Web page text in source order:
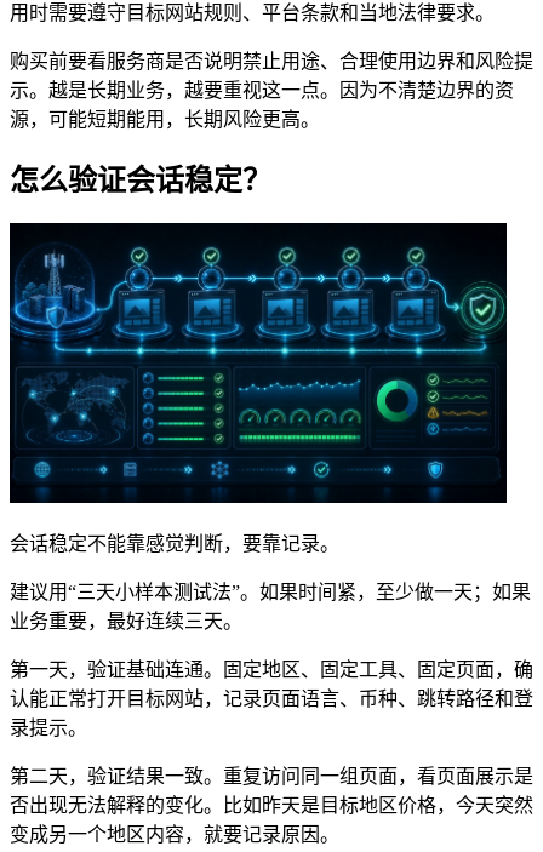
用时需要遵守目标网站规则、平台条款和当地法律要求。
购买前要看服务商是否说明禁止用途、合理使用边界和风险提
示。越是长期业务，越要重视这一点。因为不清楚边界的资
源，可能短期能用，长期风险更高。
怎么验证会话稳定？
会话稳定不能靠感觉判断，要靠记录。
建议用“三天小样本测试法”。如果时间紧，至少做一天；如果
业务重要，最好连续三天。
第一天，验证基础连通。固定地区、固定工具、固定页面，确
认能正常打开目标网站，记录页面语言、币种、跳转路径和登
录提示。
第二天，验证结果一致。重复访问同一组页面，看页面展示是
否出现无法解释的变化。比如昨天是目标地区价格，今天突然
变成另一个地区内容，就要记录原因。